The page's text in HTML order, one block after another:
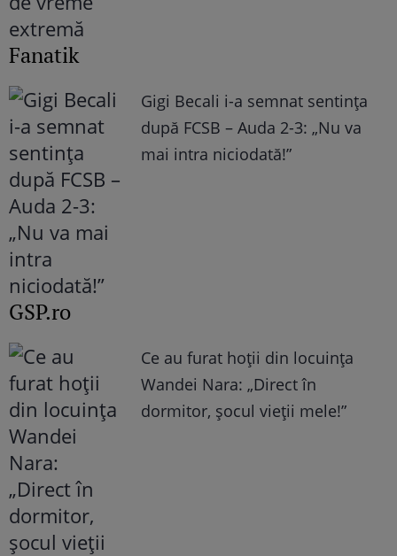
Fanatik
Gigi Becali i-a semnat sentința
după FCSB – Auda 2-3: „Nu va
mai intra niciodată!”
GSP.ro
Ce au furat hoții din locuința
Wandei Nara: „Direct în
dormitor, șocul vieții mele!”